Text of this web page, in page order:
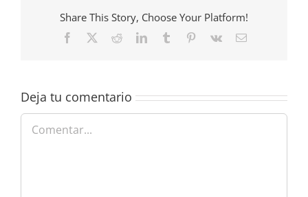
Share This Story, Choose Your Platform!
Facebook RedditLinkedInTumblr Pinterest
Vk
Correo
Deja tu comentario
Comentar